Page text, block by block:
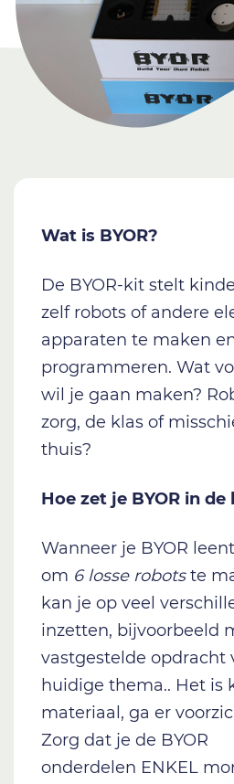
Wat is BYOR?
De BYOR-kit stelt
zelf robots of andere
apparaten te maken
programmeren. Wat
wil je gaan maken?
zorg, de klas of
thuis?
Hoe zet je BYOR in de
Wanneer je BYOR
om 6 losse robotste
kan je op veel
inzetten, bijvoorbeeld
vastgestelde opdracht
huidige thema.. Het is
materiaal, ga er
Zorg dat je de BYOR
onderdelen ENKEL